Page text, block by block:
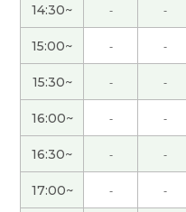
谢谢您的支持和帮助
机会不太多，但是我的
候可以用中文聊天。下
谢谢！跟您学中文很开
谢谢您的课！和您学
女性 )
14:30~ - -
15:00~ - -
15:30~ - -
16:00~ - -
16:30~ - -
17:00~ - -